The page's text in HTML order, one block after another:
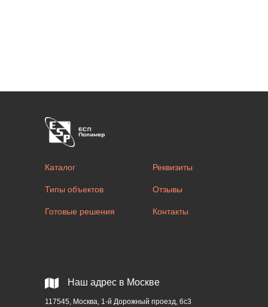
Наш адрес в Москве
117545, Москва, 1-й Дорожный проезд, 6с3
Готовые решения
Каталог
Типы объектов Отзывы
Реквизиты
Контакты